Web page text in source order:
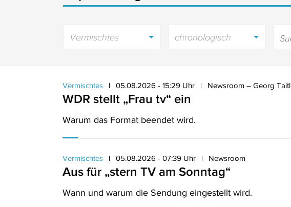
Vermischtes chronologisch
Vermischtes 05.08.2026 - 15:29 Uhr Newsroom – Georg Taitl
WDR stellt „Frau tv“ ein
Warum das Format beendet wird.
Vermischtes 05.08.2026 - 07:39 Uhr Newsroom
Aus für „stern TV am Sonntag“
Wann und warum die Sendung eingestellt wird.